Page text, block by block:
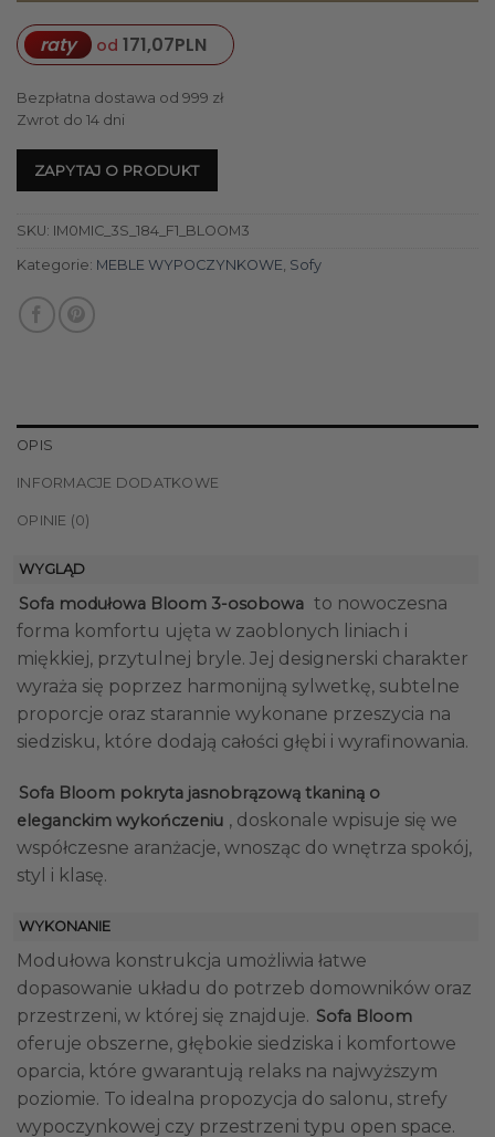
raty od 171,07PLN
Bezpłatna dostawa od 999 zł
Zwrot do 14 dni
ZAPYTAJ O PRODUKT
SKU: IM0MIC_3S_184_F1_BLOOM3
Kategorie: MEBLE WYPOCZYNKOWE, Sofy
OPIS
INFORMACJE DODATKOWE
OPINIE (0)
WYGLĄD
Sofa modułowa Bloom 3-osobowa to nowoczesna
forma komfortu ujęta w zaoblonych liniach i
miękkiej, przytulnej bryle. Jej designerski charakter
wyraża się poprzez harmonijną sylwetkę, subtelne
proporcje oraz starannie wykonane przeszycia na
siedzisku, które dodają całości głębi i wyrafinowania.
Sofa Bloom pokryta jasnobrązową tkaniną o
eleganckim wykończeniu , doskonale wpisuje się we
współczesne aranżacje, wnosząc do wnętrza spokój,
styl i klasę.
WYKONANIE
Modułowa konstrukcja umożliwia łatwe
dopasowanie układu do potrzeb domowników oraz
przestrzeni, w której się znajduje. Sofa Bloom
oferuje obszerne, głębokie siedziska i komfortowe
oparcia, które gwarantują relaks na najwyższym
poziomie. To idealna propozycja do salonu, strefy
wypoczynkowej czy przestrzeni typu open space.